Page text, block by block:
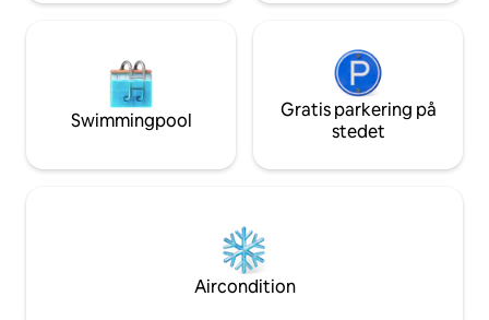
Swimmingpool
Gratis parkering på
stedet
Aircondition